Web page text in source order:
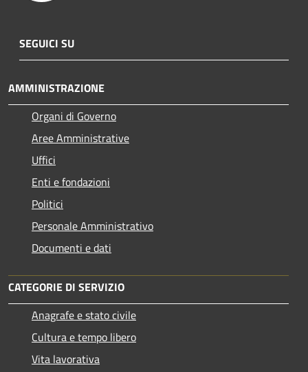
SEGUICI SU
AMMINISTRAZIONE
Organi di Governo
Aree Amministrative
Uffici
Enti e fondazioni
Politici
Personale Amministrativo
Documenti e dati
CATEGORIE DI SERVIZIO
Anagrafe e stato civile
Cultura e tempo libero
Vita lavorativa